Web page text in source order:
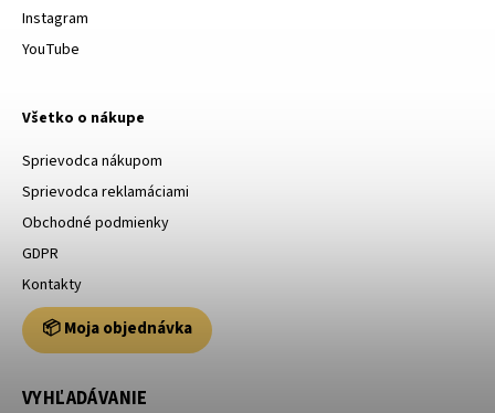
Instagram
YouTube
Všetko o nákupe
Sprievodca nákupom
Sprievodca reklamáciami
Obchodné podmienky
GDPR
Kontakty
📦 Moja objednávka
VYHĽADÁVANIE